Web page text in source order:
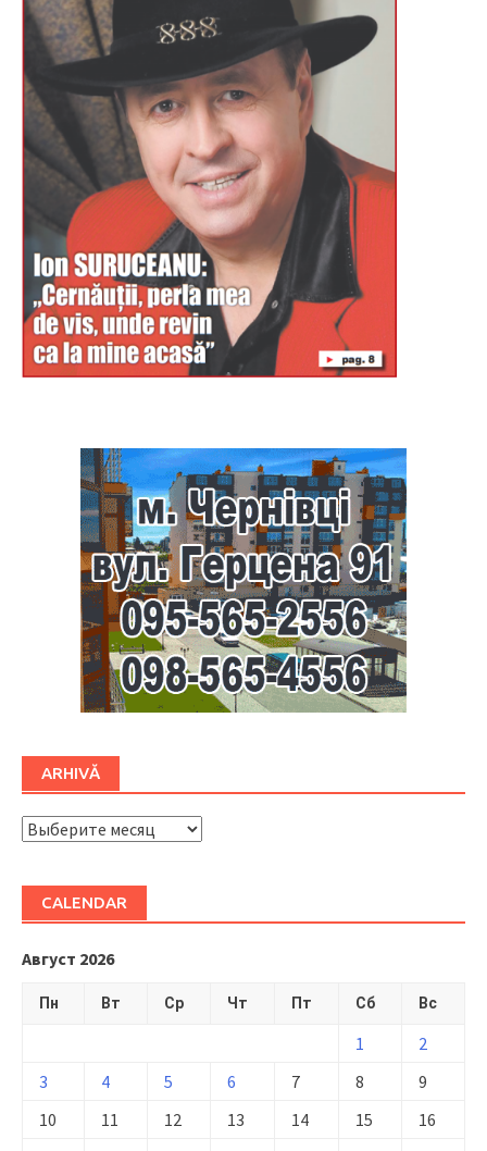
ARHIVĂ
ARHIVĂ
CALENDAR
Август 2026
Пн Вт Ср Чт Пт Сб Вс
1
2
3
4 5 6 7 8
9
10
11 12 13 14 15
16